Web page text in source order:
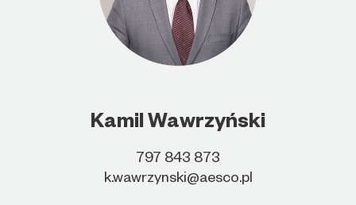
Kamil Wawrzyński
797 843 873
k.wawrzynski@aesco.pl